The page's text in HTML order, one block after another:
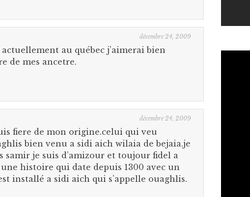
décembre 24, 2009
actuellement au québec j’aimerai bien
de mes ancetre.
décembre 24, 2009
fiere de mon origine.celui qui veu
bien venu a sidi aich wilaia de bejaia.je
samir je suis d’amizour et toujour fidel a
une histoire qui date depuis 1300 avec un
installé a sidi aich qui s’appelle ouaghlis.